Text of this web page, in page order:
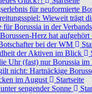
für neuformierte
Wieweit trägt
für Borussia in der
Herz hat aufgehört
bei der WM
der Aktiven im Blick
Uhr (fast) nur Borussia
nicht: Hartnäckige
im August
Startseite
sengender Sonne